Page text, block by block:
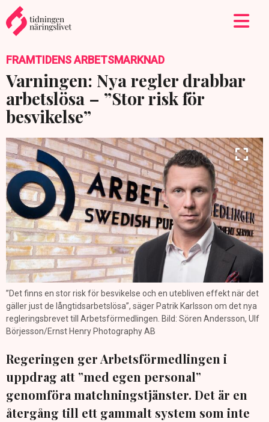
FRAMTIDENS ARBETSMARKNAD
Varningen: Nya regler drabbar
arbetslösa – ”Stor risk för
besvikelse”
”Det finns en stor risk för besvikelse och en utebliven effekt när det
gäller just de långtidsarbetslösa”, säger Patrik Karlsson om det nya
regleringsbrevet till Arbetsförmedlingen. Bild: Sören Andersson, Ulf
Börjesson/Ernst Henry Photography AB
Regeringen ger Arbetsförmedlingen i
uppdrag att ”med egen personal”
genomföra matchningstjänster. Det är en
återgång till ett gammalt system som inte